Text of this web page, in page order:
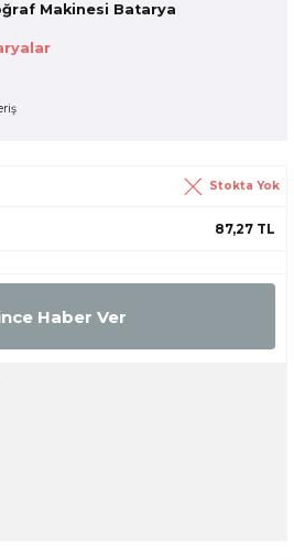
Makinesi Batarya
Stokta Yok
87,27 TL
Haber Ver